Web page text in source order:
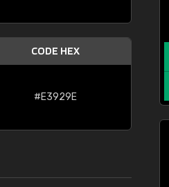
CODE HEX
#E3929E